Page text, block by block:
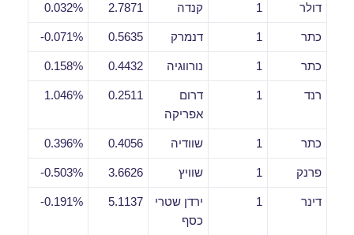
דולר 1 קנדה 2.7871
0.032%
כתר 1 דנמרק 0.5635
0.071%-
כתר 1 נורווגיה 0.4432
0.158%
רנד 1
דרום
אפריקה
0.2511
1.046%
כתר 1 שוודיה 0.4056
0.396%
פרנק 1 שוויץ 3.6626
0.503%-
דינר 1
ירדן שטרי
כסף
5.1137
0.191%-